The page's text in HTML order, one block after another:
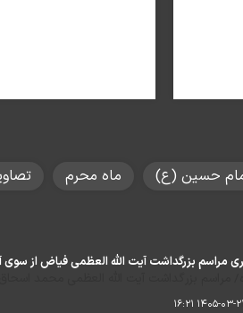
حسین (ع) ماه محرم
مراسم بزرگداشت آیت الله العظمی فیاض از
۰۳-۲۴ ۱۶:۲۱